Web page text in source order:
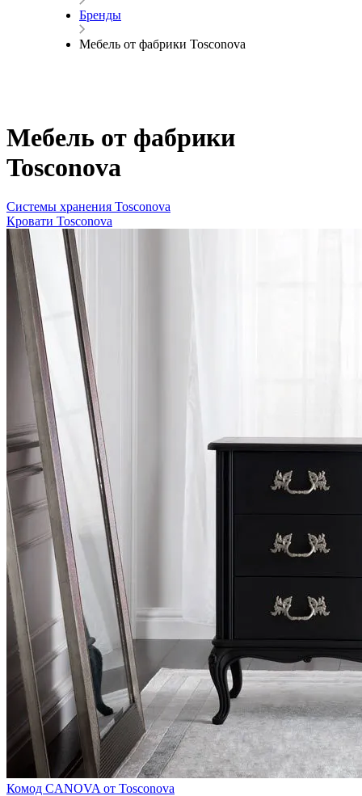
Бренды
Мебель от фабрики Tosconova
Мебель от фабрики
Tosconova
Системы хранения Tosconova
Кровати Tosconova
Комод CANOVA от Tosconova